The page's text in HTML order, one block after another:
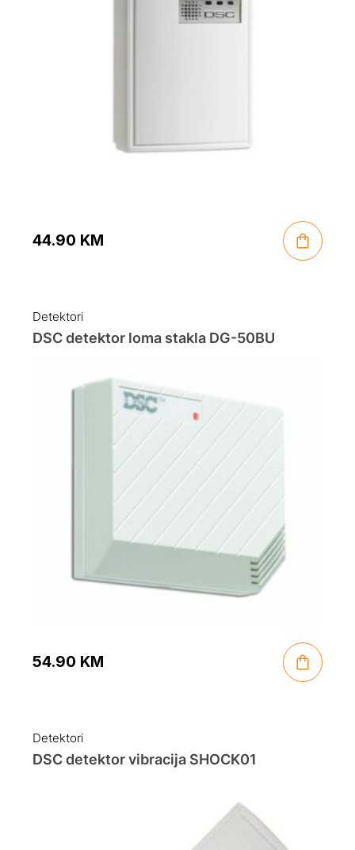
44.90 KM
Detektori
DSC detektor loma stakla DG-50BU
54.90 KM
Detektori
DSC detektor vibracija SHOCK01